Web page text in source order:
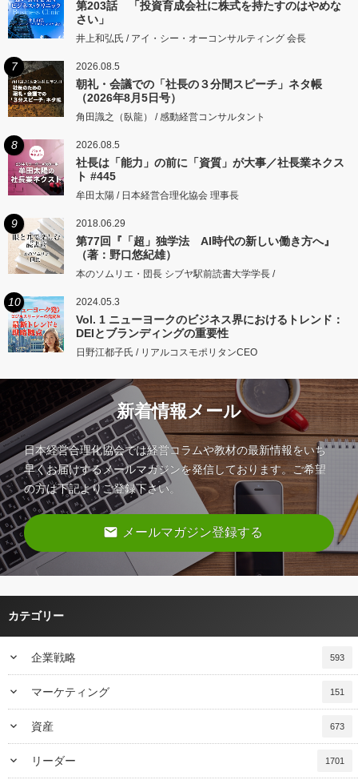
第203話 「投資育成会社に株式を持たすのはやめな
さい」
井上和弘氏 / アイ・シー・オーコンサルティング 会長
7 2026.08.5
朝礼・会議での「社長の３分間スピーチ」ネタ帳
（2026年8月5日号）
角田識之（臥龍） / 感動経営コンサルタント
8 2026.08.5
社長は「能力」の前に「資質」が大事／社長業ネクス
ト #445
牟田太陽 / 日本経営合理化協会 理事長
9 2018.06.29
第77回『「超」独学法 AI時代の新しい働き方へ』
（著：野口悠紀雄）
本のソムリエ・団長 シブヤ駅前読書大学学長 /
10 2024.05.3
Vol. 1 ニューヨークのビジネス界におけるトレンド：
DEIとブランディングの重要性
日野江都子氏 / リアルコスモポリタンCEO
新着情報メール
日本経営合理化協会では経営コラムや教材の最新情報をいち
早くお届けするメールマガジンを発信しております。ご希望
の方は下記よりご登録下さい。
email メールマガジン登録する
カテゴリー
keyboard_arrow_down 企業戦略 593
keyboard_arrow_down マーケティング 151
keyboard_arrow_down 資産 673
keyboard_arrow_down リーダー 1701